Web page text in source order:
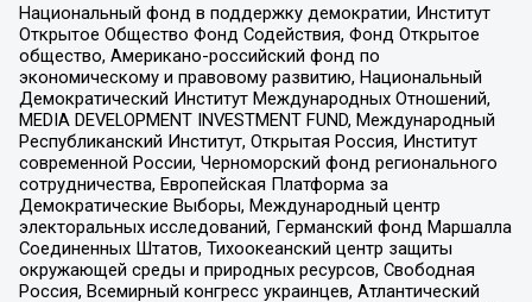
Национальный фонд в поддержку демократии, Институт
Открытое Общество Фонд Содействия, Фонд Открытое
общество, Американо-российский фонд по
экономическому и правовому развитию, Национальный
Демократический Институт Международных Отношений,
MEDIA DEVELOPMENT INVESTMENT FUND, Международный
Республиканский Институт, Открытая Россия, Институт
современной России, Черноморский фонд регионального
сотрудничества, Европейская Платформа за
Демократические Выборы, Международный центр
электоральных исследований, Германский фонд Маршалла
Соединенных Штатов, Тихоокеанский центр защиты
окружающей среды и природных ресурсов, Свободная
Россия, Всемирный конгресс украинцев, Атлантический